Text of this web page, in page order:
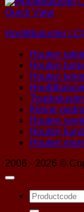
Quick View
Hoofdbaluster
Houten
Houten
Houten
Trapbaluster
Kleine
Houten
Houten
Houten
2006 - 2026 ©
Zoeken
naar: